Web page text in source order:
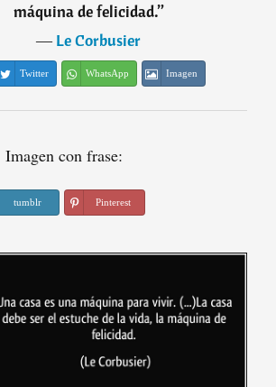
máquina de felicidad.”
―Le Corbusier
Twitter WhatsApp Imagen
Imagen con frase:
tumblr Pinterest